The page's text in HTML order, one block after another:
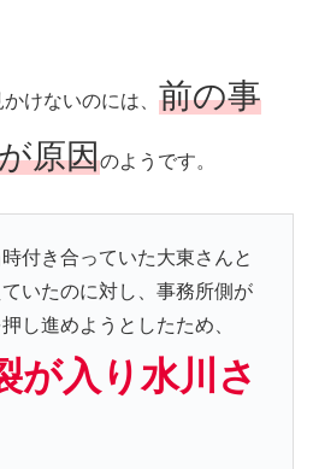
けないのには、 前の事
原因のようです。
付き合っていた大東さんと
いたのに対し、事務所側が
し進めようとしたため、
が入り水川さ